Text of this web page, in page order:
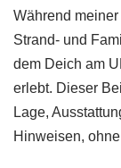
Während
Strand- und
dem Deich am
erlebt. Dieser
Lage,
Hinweisen,